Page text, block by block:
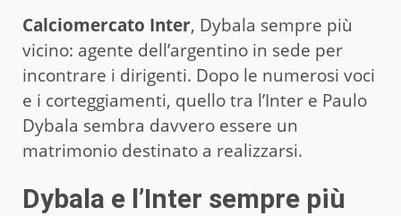
Calciomercato Inter, Dybala sempre più
vicino: agente dell’argentino in sede per
incontrare i dirigenti. Dopo le numerosi voci
e i corteggiamenti, quello tra l’Inter e Paulo
Dybala sembra davvero essere un
matrimonio destinato a realizzarsi.
Dybala e l’Inter sempre più